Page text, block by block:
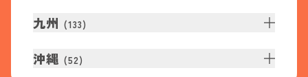
九州 (133)
沖縄 (52)